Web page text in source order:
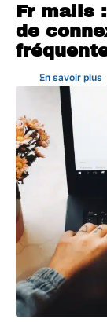
Fr mails
de
En savoir plus